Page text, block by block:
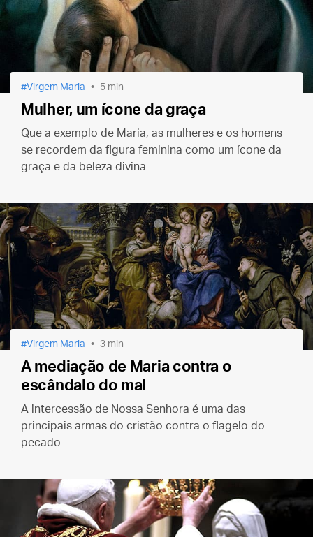
Virgem Maria 5 min
Mulher, um ícone da graça
Que a exemplo de Maria, as mulheres e os homens
se recordem da figura feminina como um ícone da
graça e da beleza divina
Virgem Maria 3 min
A mediação de Maria contra o
escândalo do mal
A intercessão de Nossa Senhora é uma das
principais armas do cristão contra o flagelo do
pecado